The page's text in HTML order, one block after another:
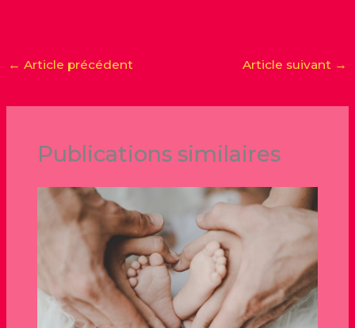
← Article précédent Article suivant →
Publications similaires